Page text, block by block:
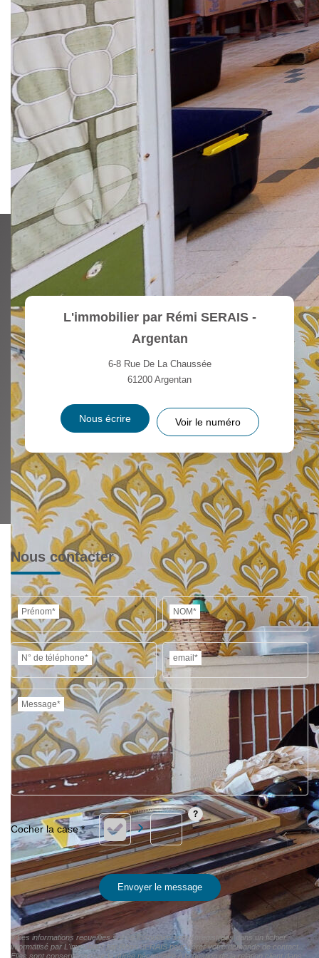
1 Chambre 1 Parquet
1 Couloir 4,85 Parquet
Chambre 2 16,75 Parquet
Chambre 3 9,60 Parquet
1 Salle d'eau
Grenier
Garage
0 Dépendance
0 Dépendance
L'immobilier par Rémi SERAIS -
Argentan
6-8 Rue De La Chaussée
61200 Argentan
Nous écrire Voir le numéro
Nous contacter
Prénom* NOM*
N° de téléphone* email*
Message*
Envoyer le message
« Les informations recueillies sur ce formulaire sont enregistrées dans un fichier
informatisé par L'immobilier par Rémi SERAIS pour gérer votre demande de contact.
Elles sont conservées pour la durée nécessaire à la gestion de la relation client dans